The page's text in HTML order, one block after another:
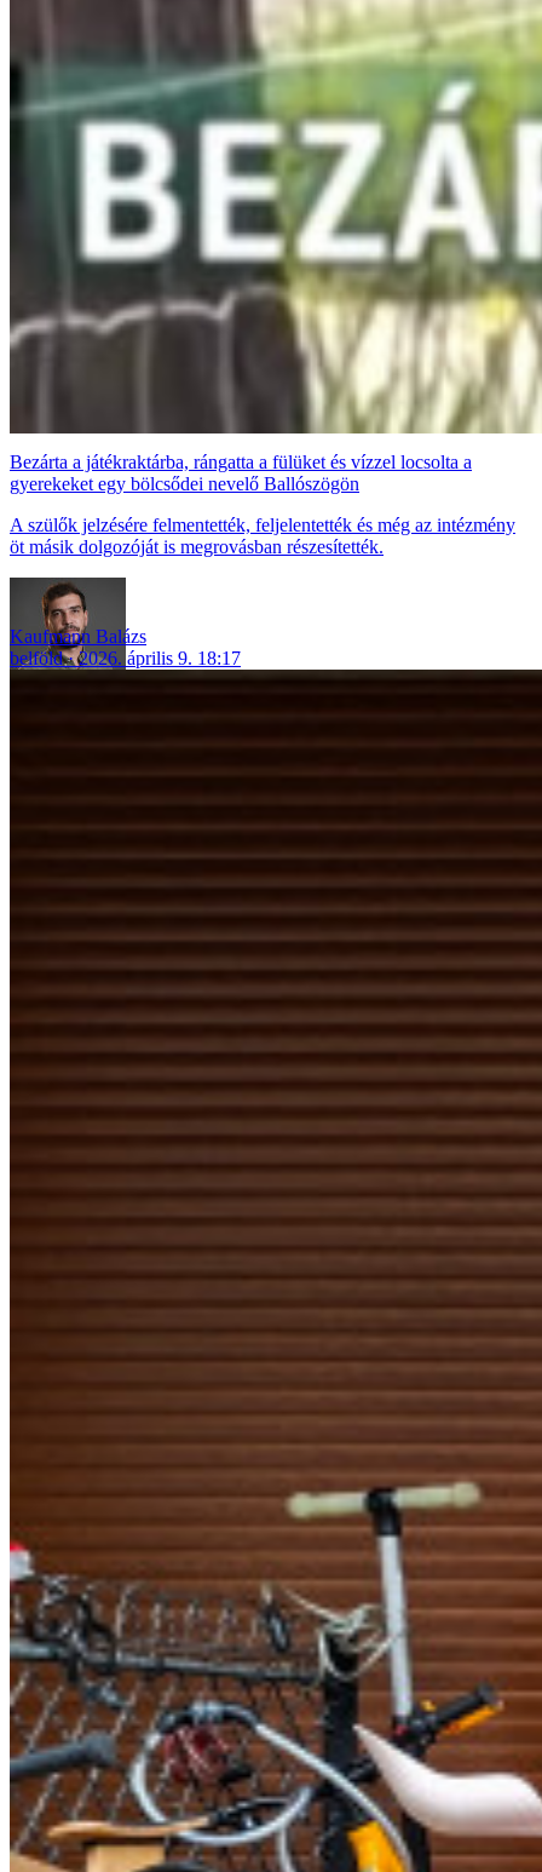
Bezárta a játékraktárba, rángatta a fülüket és vízzel locsolta a
gyerekeket egy bölcsődei nevelő Ballószögön
A szülők jelzésére felmentették, feljelentették és még az intézmény
öt másik dolgozóját is megrovásban részesítették.
Kaufmann Balázs
belföld
2026. április 9. 18:17